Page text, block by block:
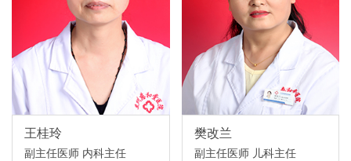
王桂玲
副主任医师 内科主任
樊改兰
副主任医师 儿科主任